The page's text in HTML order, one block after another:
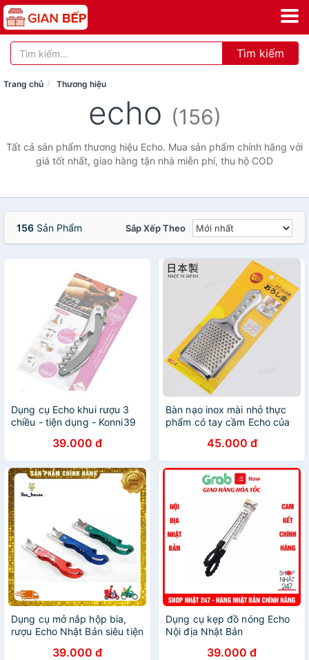
Tìm kiếm
Trang chủ Thương hiệu
echo (156)
Tất cả sản phẩm thương hiệu Echo. Mua sản phẩm chính hãng với
giá tốt nhất, giao hàng tận nhà miễn phí, thu hộ COD
156 Sản Phẩm Sắp Xếp Theo
Dụng cụ Echo khui rượu 3
chiều - tiện dụng - Konni39
39.000 đ
Bàn nạo inox mài nhỏ thực
phẩm có tay cầm Echo của
45.000 đ
Dụng cụ mở nắp hộp bia,
rượu Echo Nhật Bản siêu tiện
39.000 đ
Dụng cụ kẹp đồ nóng Echo
Nội địa Nhật Bản
39.000 đ